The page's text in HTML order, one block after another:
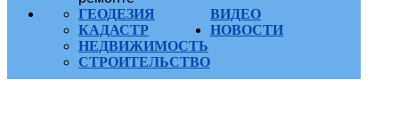
ВИДЕО
ГЕОДЕЗИЯ
КАДАСТР
НЕДВИЖИМОСТЬ
СТРОИТЕЛЬСТВО
НОВОСТИ